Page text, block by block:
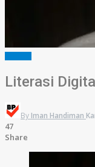
Literasi
By Iman Handiman
47
Share